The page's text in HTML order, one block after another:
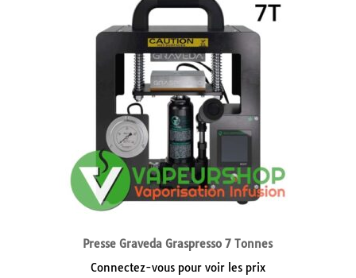
Presse Graveda Graspresso 7 Tonnes
Connectez-vous pour voir les prix